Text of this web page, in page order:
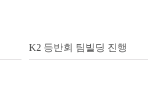
K2 등반회 팀빌딩 진행